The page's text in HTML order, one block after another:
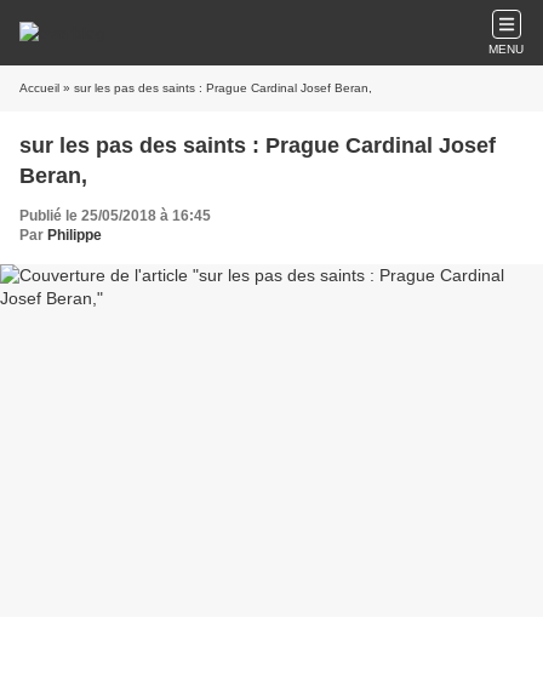
MENU
Accueil » sur les pas des saints : Prague Cardinal Josef Beran,
sur les pas des saints : Prague Cardinal Josef
Beran,
Publié le 25/05/2018 à 16:45
Par Philippe